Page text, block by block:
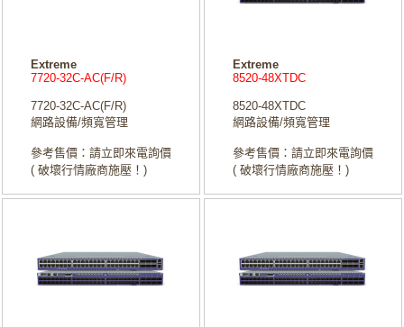
Extreme
7720-32C-AC(F/R)
7720-32C-AC(F/R)
網路設備/頻寬管理
參考售價：請立即來電詢價
( 破壞行情廠商施壓！)
Extreme
8520-48XTDC
8520-48XTDC
網路設備/頻寬管理
參考售價：請立即來電詢價
( 破壞行情廠商施壓！)